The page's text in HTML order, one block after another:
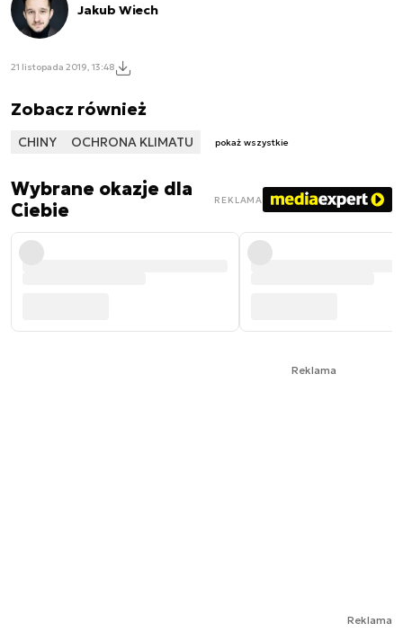
Jakub Wiech
21 listopada 2019, 13:48
Zobacz również
CHINY OCHRONA KLIMATU pokaż wszystkie
Wybrane okazje dla
Ciebie
REKLAMA
Reklama
Reklama